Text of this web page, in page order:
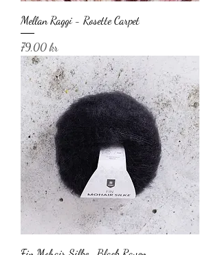
Mellan Raggi - Rosette Carpet
Pris
79,00 kr